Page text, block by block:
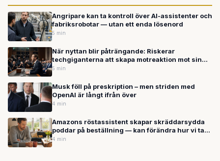
Angripare kan ta kontroll över AI-assistenter och
fabriksrobotar — utan ett enda lösenord
5 min
När nyttan blir påträngande: Riskerar
techgiganterna att skapa motreaktion mot sin
egen AI?
5 min
Musk föll på preskription – men striden med
OpenAI är långt ifrån över
4 min
Amazons röstassistent skapar skräddarsydda
poddar på beställning — kan förändra hur vi tar
del av innehåll
4 min